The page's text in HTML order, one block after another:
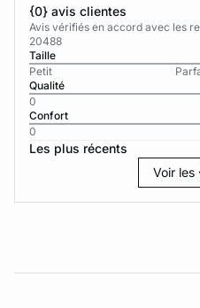
{0} avis clientes
Avis vérifiés en accord avec les
20488
Taille
Petit
Qualité
0
Confort
0
Les plus récents
Voir les